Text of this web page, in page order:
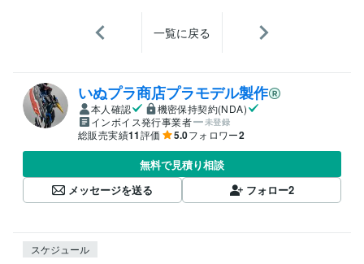
一覧に戻る
いぬプラ商店プラモデル製作
本人確認
機密保持契約(NDA)
インボイス発行事業者
未登録
総販売実績11評価 5.0フォロワー2
無料で見積り相談
メッセージを送る
フォロー2
スケジュール